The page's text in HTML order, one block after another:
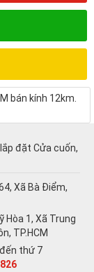
bán kính 12km.
đặt Cửa cuốn,
Xã Bà Điểm,
Hòa 1, Xã Trung
TP.HCM
thứ 7